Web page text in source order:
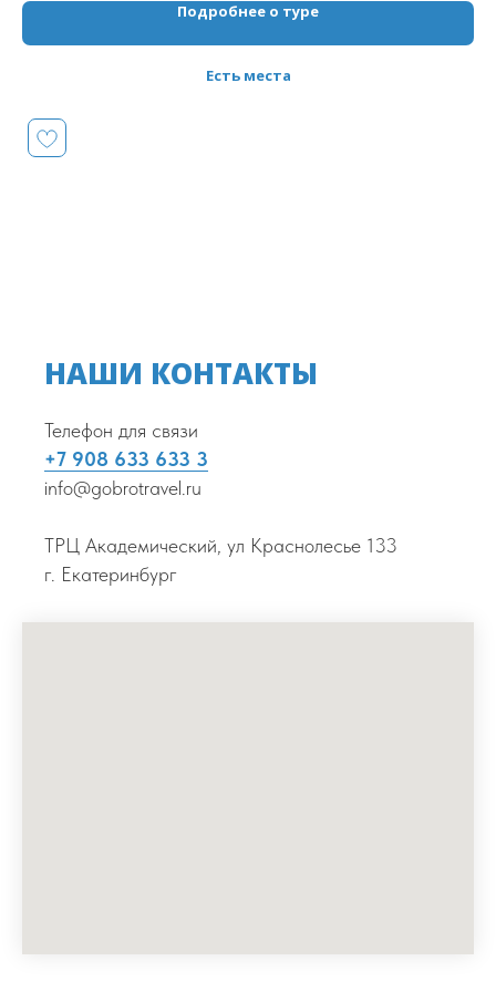
Подробнее о туре
Есть места
НАШИ КОНТАКТЫ
Телефон для связи
+7 908 633 633 3
info@gobrotravel.ru
ТРЦ Академический, ул Краснолесье 133
г. Екатеринбург